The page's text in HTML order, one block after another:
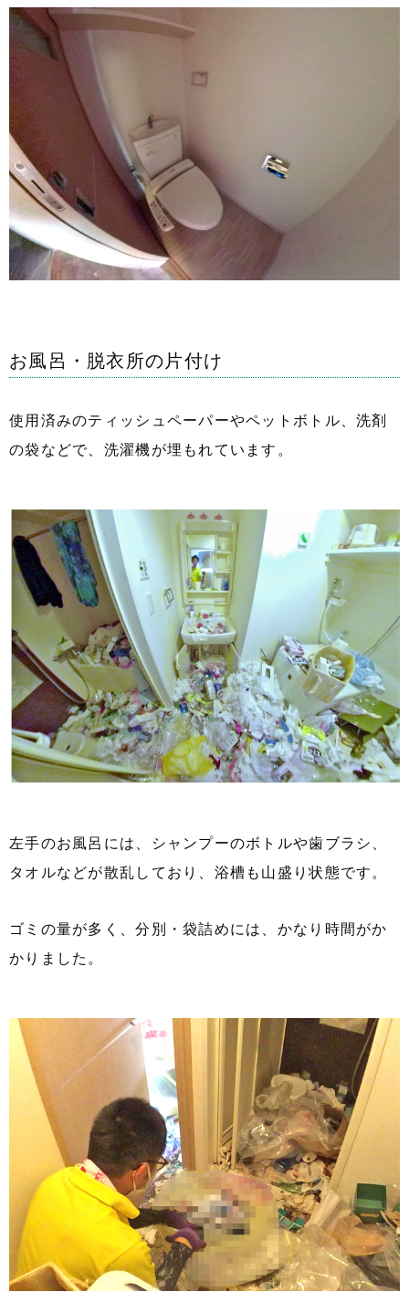
お風呂・脱衣所の片付け
使用済みのティッシュペーパーやペットボトル、洗剤
の袋などで、洗濯機が埋もれています。
左手のお風呂には、シャンプーのボトルや歯ブラシ、
タオルなどが散乱しており、浴槽も山盛り状態です。
ゴミの量が多く、分別・袋詰めには、かなり時間がか
かりました。